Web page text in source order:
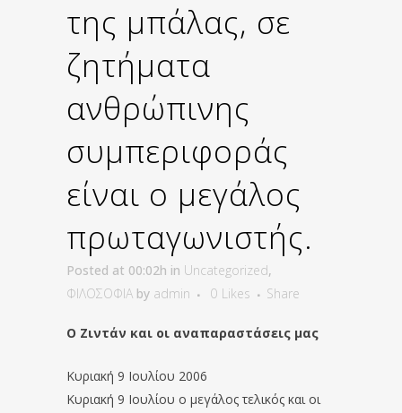
της μπάλας, σε
ζητήματα
ανθρώπινης
συμπεριφοράς
είναι ο μεγάλος
πρωταγωνιστής.
Posted at 00:02h in Uncategorized,
ΦΙΛΟΣΟΦΙΑ by admin 0 Likes Share
Ο Ζιντάν και οι αναπαραστάσεις μας
Κυριακή 9 Ιουλίου 2006
Κυριακή 9 Ιουλίου ο μεγάλος τελικός και οι